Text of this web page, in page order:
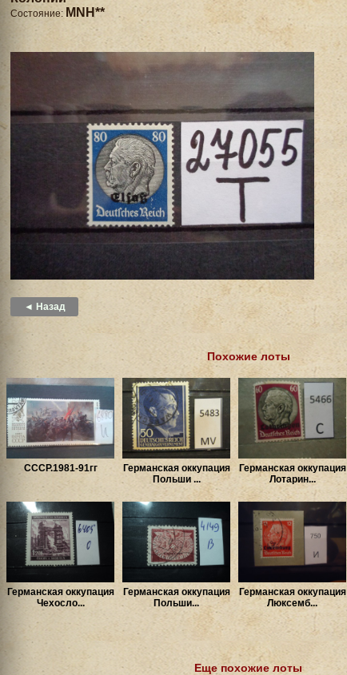
Состояние: MNH**
◄ Назад
Похожие лоты
CCCР.1981-91гг
Германская оккупация
Польши ...
Германская оккупация
Лотарин...
Германская оккупация
Чехосло...
Германская оккупация
Польши...
Германская оккупация
Люксемб...
Еще похожие лоты